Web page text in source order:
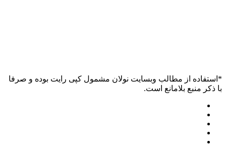
*استفاده از مطالب وبسایت نولان مشمول کپی رایت بوده و صرفا
با ذکر منبع بلامانع است.